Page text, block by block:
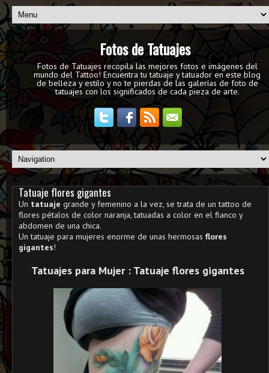
Fotos de Tatuajes
Fotos de Tatuajes recopila las mejores fotos e imágenes del
mundo del Tattoo! Encuentra tu tatuaje y tatuador en este blog
de belleza y estilo y no te pierdas de las galerías de foto de
tatuajes con los significados de cada pieza de arte.
Tatuaje flores gigantes
Un tatuaje grande y femenino a la vez, se trata de un tattoo de
flores pétalos de color naranja, tatuadas a color en el fianco y
abdomen de una chica.
Un tatuaje para mujeres enorme de unas hermosas flores
gigantes!
Tatuajes para Mujer : Tatuaje flores gigantes